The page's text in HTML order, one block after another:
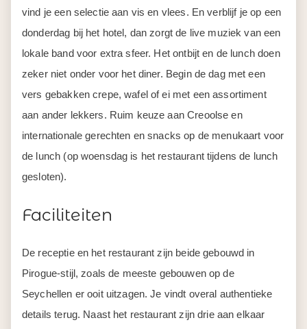
vind je een selectie aan vis en vlees. En verblijf je op een
donderdag bij het hotel, dan zorgt de live muziek van een
lokale band voor extra sfeer. Het ontbijt en de lunch doen
zeker niet onder voor het diner. Begin de dag met een
vers gebakken crepe, wafel of ei met een assortiment
aan ander lekkers. Ruim keuze aan Creoolse en
internationale gerechten en snacks op de menukaart voor
de lunch (op woensdag is het restaurant tijdens de lunch
gesloten).
Faciliteiten
De receptie en het restaurant zijn beide gebouwd in
Pirogue-stijl, zoals de meeste gebouwen op de
Seychellen er ooit uitzagen. Je vindt overal authentieke
details terug. Naast het restaurant zijn drie aan elkaar